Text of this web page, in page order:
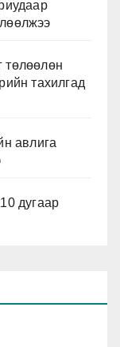
төлөөлөн
тахилгад
авлига
дугаар